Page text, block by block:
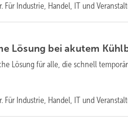
Industrie, Handel, IT und
Lösung bei akutem
Lösung für alle, die schnell
Industrie, Handel, IT und